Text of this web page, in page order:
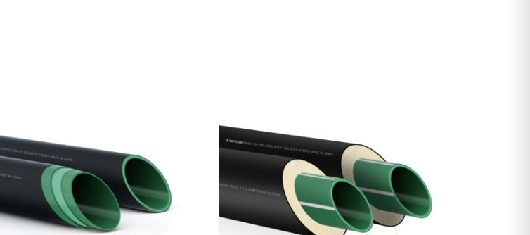
DETALLES DETALLES